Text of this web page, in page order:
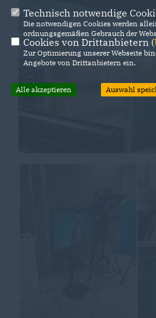
Technisch notwendige
Die notwendigen Cookies werden
ordnungsgemäßen Gebrauch der
Cookies von Drittanbietern (
Zur Optimierung unserer Webseite
Angebote von Drittanbietern ein.
Alle akzeptieren Auswahl